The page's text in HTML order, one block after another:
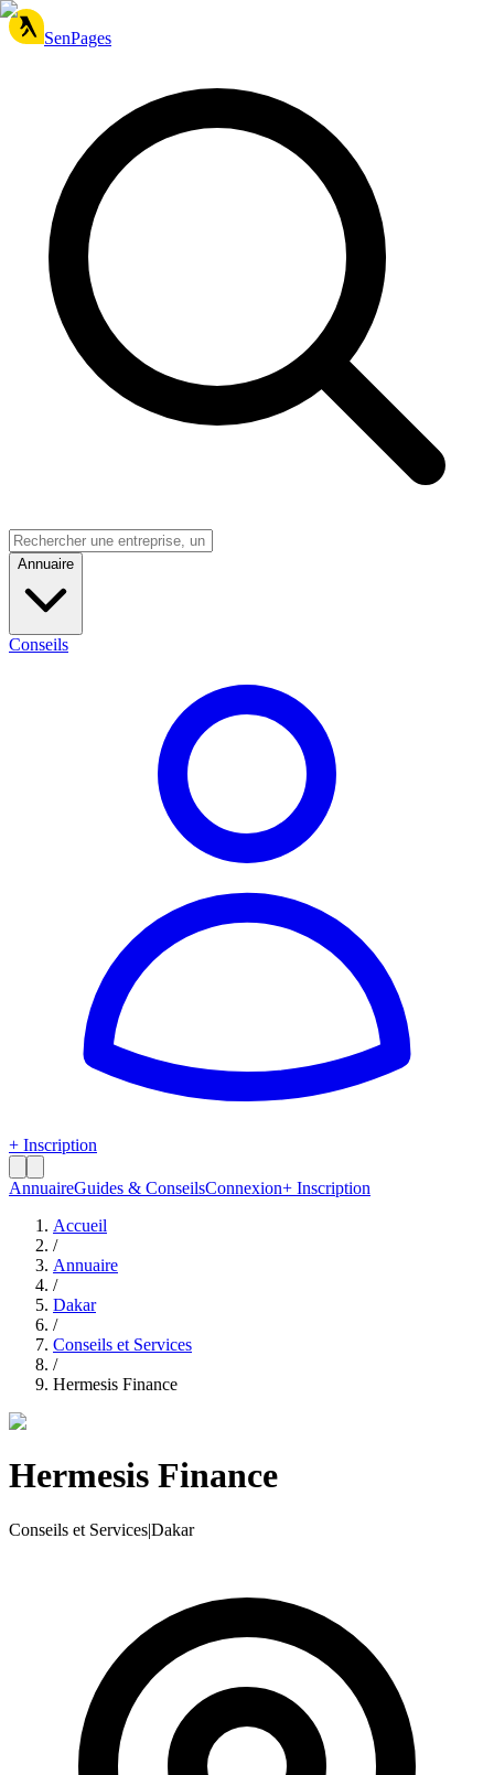
SenPages
Annuaire
Conseils
+ Inscription
AnnuaireGuides & ConseilsConnexion+ Inscription
Accueil
/
Annuaire
/
Dakar
/
Conseils et Services
/
Hermesis Finance
Hermesis Finance
Conseils et Services|Dakar